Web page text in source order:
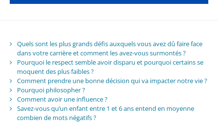
Quels sont les plus grands défis auxquels vous avez dû faire face
dans votre carrière et comment les avez-vous surmontés ?
Pourquoi le respect semble avoir disparu et pourquoi certains se
moquent des plus faibles ?
Comment prendre une bonne décision qui va impacter notre vie ?
Pourquoi philosopher ?
Comment avoir une influence ?
Savez-vous qu’un enfant entre 1 et 6 ans entend en moyenne
combien de mots négatifs ?